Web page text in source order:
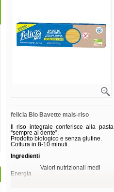
felicia Bio Bavette mais-riso
Il riso integrale conferisce alla
“sempre al dente”.
Prodotto biologico e senza glutine.
Cottura in 8-10 minuti.
Ingredienti
Valori nutrizionali medi
Energia